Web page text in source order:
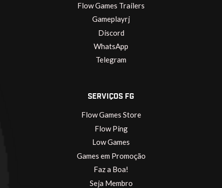
Flow Games Trailers
Gameplayrj
Discord
WhatsApp
Telegram
SERVIÇOS FG
Flow Games Store
Flow Ping
Low Games
Games em Promoção
Faz a Boa!
Seja Membro